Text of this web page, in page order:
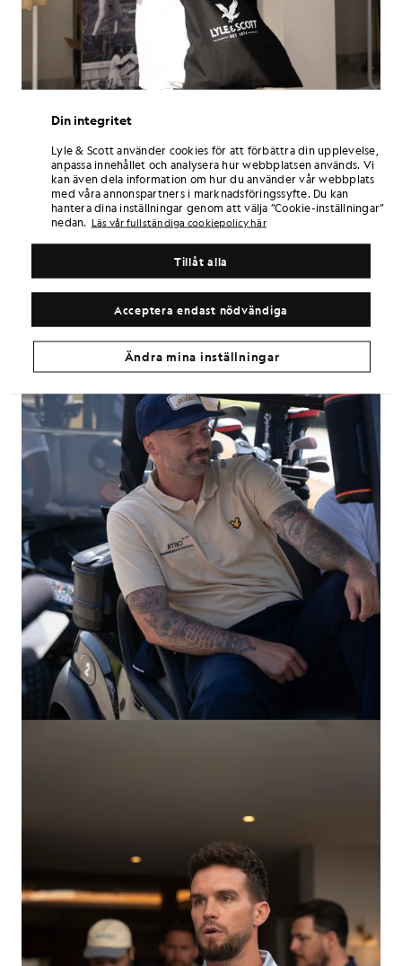
Din integritet
Lyle & Scott använder cookies för att förbättra din upplevelse,
anpassa innehållet och analysera hur webbplatsen används. Vi
kan även dela information om hur du använder vår webbplats
med våra annonspartners i marknadsföringssyfte. Du kan
hantera dina inställningar genom att välja ”Cookie-inställningar”
nedan.
Läs vår fullständiga cookiepolicy här
Acceptera endast nödvändiga
Tillåt alla
Ändra mina inställningar